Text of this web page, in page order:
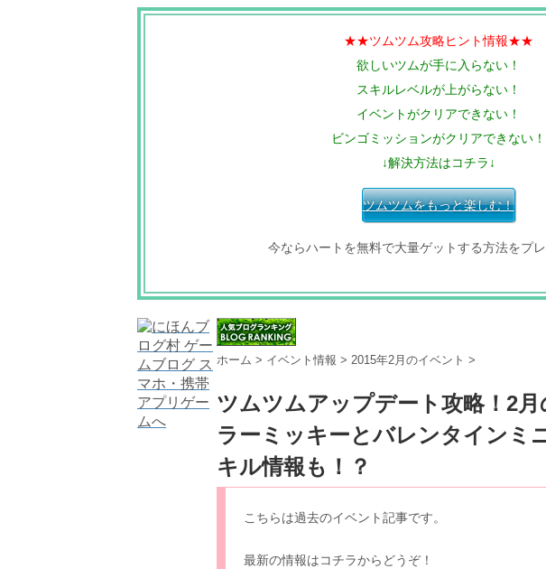
★★ツムツム攻略ヒント情報★★
欲しいツムが手に入らない！
スキルレベルが上がらない！
イベントがクリアできない！
ビンゴミッションがクリアできない！
↓解決方法はコチラ↓
ツムツムをもっと楽しむ！
今ならハートを無料で大量ゲットする方法をプレ
ホーム > イベント情報 > 2015年2月のイベント >
ツムツムアップデート攻略！2
ラーミッキーとバレンタインミ
キル情報も！？
こちらは過去のイベント記事です。
最新の情報はコチラからどうぞ！